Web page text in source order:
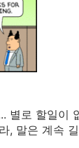
별로 할일이
, 말은 계속 길